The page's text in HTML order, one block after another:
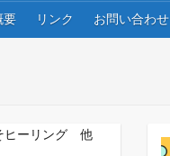
要 リンク お問い合わせ
ヒーリング 他